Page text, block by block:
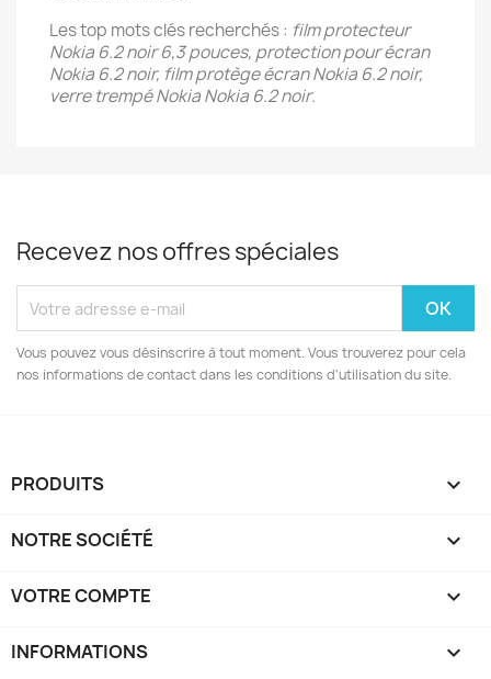
Les top mots clés recherchés : film protecteur
Nokia 6.2 noir 6,3 pouces, protection pour écran
Nokia 6.2 noir, film protège écran Nokia 6.2 noir,
verre trempé Nokia Nokia 6.2 noir.
Recevez nos offres spéciales
Vous pouvez vous désinscrire à tout moment. Vous trouverez pour cela
nos informations de contact dans les conditions d'utilisation du site.
PRODUITS 
NOTRE SOCIÉTÉ 
VOTRE COMPTE 
INFORMATIONS keyboard_arrow_down